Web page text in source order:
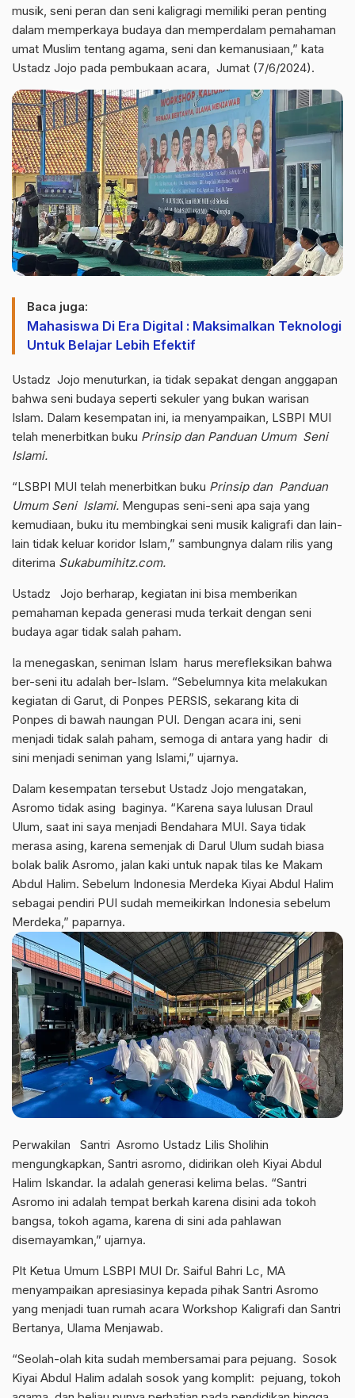
musik, seni peran dan seni kaligragi memiliki peran penting
dalam memperkaya budaya dan memperdalam pemahaman
umat Muslim tentang agama, seni dan kemanusiaan,” kata
Ustadz Jojo pada pembukaan acara, Jumat (7/6/2024).
Baca juga:
Mahasiswa Di Era Digital : Maksimalkan Teknologi
Untuk Belajar Lebih Efektif
Ustadz Jojo menuturkan, ia tidak sepakat dengan anggapan
bahwa seni budaya seperti sekuler yang bukan warisan
Islam. Dalam kesempatan ini, ia menyampaikan, LSBPI MUI
telah menerbitkan buku Prinsip dan Panduan Umum Seni
Islami.
“LSBPI MUI telah menerbitkan buku Prinsip dan Panduan
Umum Seni Islami. Mengupas seni-seni apa saja yang
kemudiaan, buku itu membingkai seni musik kaligrafi dan lain-
lain tidak keluar koridor Islam,” sambungnya dalam rilis yang
diterima Sukabumihitz.com.
Ustadz Jojo berharap, kegiatan ini bisa memberikan
pemahaman kepada generasi muda terkait dengan seni
budaya agar tidak salah paham.
Ia menegaskan, seniman Islam harus merefleksikan bahwa
ber-seni itu adalah ber-Islam. “Sebelumnya kita melakukan
kegiatan di Garut, di Ponpes PERSIS, sekarang kita di
Ponpes di bawah naungan PUI. Dengan acara ini, seni
menjadi tidak salah paham, semoga di antara yang hadir di
sini menjadi seniman yang Islami,” ujarnya.
Dalam kesempatan tersebut Ustadz Jojo mengatakan,
Asromo tidak asing baginya. “Karena saya lulusan Draul
Ulum, saat ini saya menjadi Bendahara MUI. Saya tidak
merasa asing, karena semenjak di Darul Ulum sudah biasa
bolak balik Asromo, jalan kaki untuk napak tilas ke Makam
Abdul Halim. Sebelum Indonesia Merdeka Kiyai Abdul Halim
sebagai pendiri PUI sudah memeikirkan Indonesia sebelum
Merdeka,” paparnya.
Perwakilan Santri Asromo Ustadz Lilis Sholihin
mengungkapkan, Santri asromo, didirikan oleh Kiyai Abdul
Halim Iskandar. Ia adalah generasi kelima belas. “Santri
Asromo ini adalah tempat berkah karena disini ada tokoh
bangsa, tokoh agama, karena di sini ada pahlawan
disemayamkan,” ujarnya.
Plt Ketua Umum LSBPI MUI Dr. Saiful Bahri Lc, MA
menyampaikan apresiasinya kepada pihak Santri Asromo
yang menjadi tuan rumah acara Workshop Kaligrafi dan Santri
Bertanya, Ulama Menjawab.
“Seolah-olah kita sudah membersamai para pejuang. Sosok
Kiyai Abdul Halim adalah sosok yang komplit: pejuang, tokoh